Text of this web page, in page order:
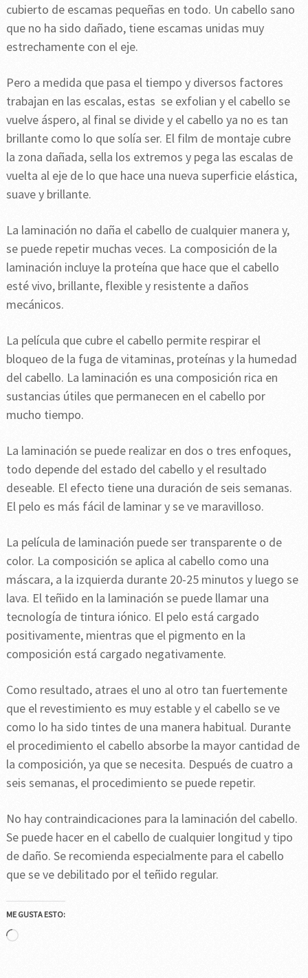
cubierto de escamas pequeñas en todo. Un cabello sano
que no ha sido dañado, tiene escamas unidas muy
estrechamente con el eje.
Pero a medida que pasa el tiempo y diversos factores
trabajan en las escalas, estas se exfolian y el cabello se
vuelve áspero, al final se divide y el cabello ya no es tan
brillante como lo que solía ser. El film de montaje cubre
la zona dañada, sella los extremos y pega las escalas de
vuelta al eje de lo que hace una nueva superficie elástica,
suave y brillante.
La laminación no daña el cabello de cualquier manera y,
se puede repetir muchas veces. La composición de la
laminación incluye la proteína que hace que el cabello
esté vivo, brillante, flexible y resistente a daños
mecánicos.
La película que cubre el cabello permite respirar el
bloqueo de la fuga de vitaminas, proteínas y la humedad
del cabello. La laminación es una composición rica en
sustancias útiles que permanecen en el cabello por
mucho tiempo.
La laminación se puede realizar en dos o tres enfoques,
todo depende del estado del cabello y el resultado
deseable. El efecto tiene una duración de seis semanas.
El pelo es más fácil de laminar y se ve maravilloso.
La película de laminación puede ser transparente o de
color. La composición se aplica al cabello como una
máscara, a la izquierda durante 20-25 minutos y luego se
lava. El teñido en la laminación se puede llamar una
tecnología de tintura iónico. El pelo está cargado
positivamente, mientras que el pigmento en la
composición está cargado negativamente.
Como resultado, atraes el uno al otro tan fuertemente
que el revestimiento es muy estable y el cabello se ve
como lo ha sido tintes de una manera habitual. Durante
el procedimiento el cabello absorbe la mayor cantidad de
la composición, ya que se necesita. Después de cuatro a
seis semanas, el procedimiento se puede repetir.
No hay contraindicaciones para la laminación del cabello.
Se puede hacer en el cabello de cualquier longitud y tipo
de daño. Se recomienda especialmente para el cabello
que se ve debilitado por el teñido regular.
ME GUSTA ESTO:
Cargando...